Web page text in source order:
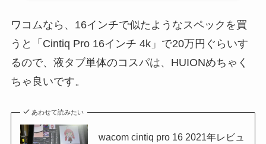
ワコムなら、16インチで似たようなスペックを買
うと「Cintiq Pro 16インチ 4k」で20万円ぐらいす
るので、液タブ単体のコスパは、HUIONめちゃく
ちゃ良いです。
あわせて読みたい
wacom cintiq pro 16 2021年レビュ